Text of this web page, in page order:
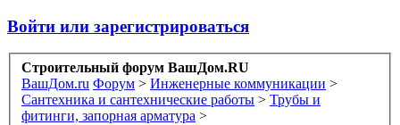
Войти или зарегистрироваться
Строительный форум ВашДом.RU
ВашДом.ru Форум > Инженерные коммуникации >
Сантехника и сантехнические работы > Трубы и
фитинги, запорная арматура >